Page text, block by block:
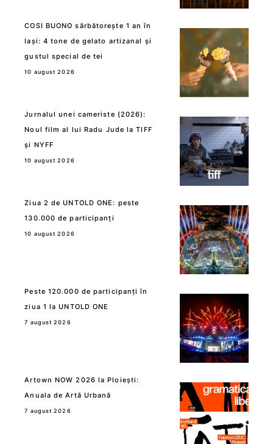
COSI BUONO sărbătorește 1 an în
Iași: 4 tone de gelato artizanal și
gustul special de tei
10 august 2026
Jurnalul unei cameriste (2026):
Noul film al lui Radu Jude la TIFF
și NYFF
10 august 2026
Ziua 2 de UNTOLD ONE: peste
130.000 de participanți
10 august 2026
Peste 120.000 de participanți în
ziua 1 la UNTOLD ONE
7 august 2026
Artown NOW 2026 la Ploiești:
Anuala de Artă Urbană
7 august 2026